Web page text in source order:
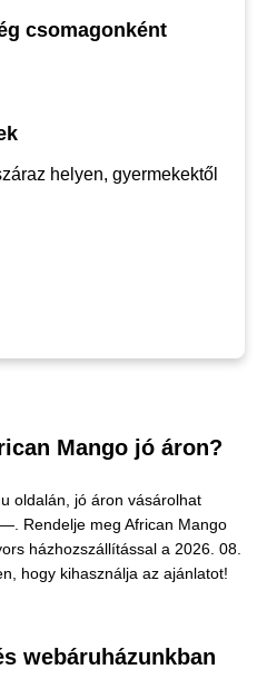
csomagonként
helyen, gyermekektől
Mango jó áron?
oldalán, jó áron vásárolhat
— . Rendelje meg African Mango
házhozszállítással a 2026. 08.
hogy kihasználja az ajánlatot!
webáruházunkban